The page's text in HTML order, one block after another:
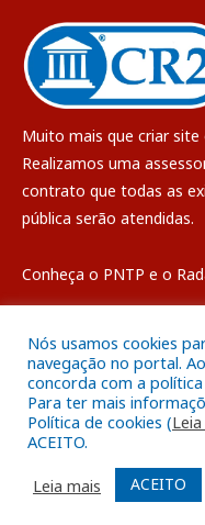
Muito mais que criar site
Realizamos uma
contrato que todas as
pública serão atendidas.
Conheça o PNTP e o
Todos os direitos
Mapa do Site
Nós usamos cookies
navegação no portal.
concorda com a
Para ter mais
Política de cookies (
ACEITO.
Leia mais
ACEITO